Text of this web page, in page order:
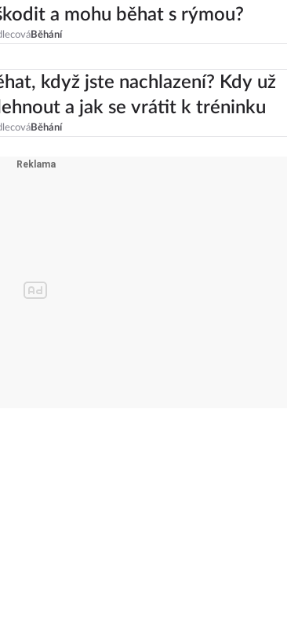
a mohu běhat s rýmou?
Běhání
když jste nachlazení? Kdy už
a jak se vrátit k tréninku
Běhání